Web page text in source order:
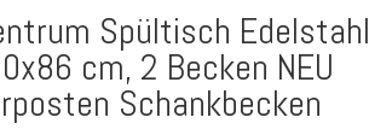
Spültisch Edelstahl
cm, 2 Becken NEU
Schankbecken